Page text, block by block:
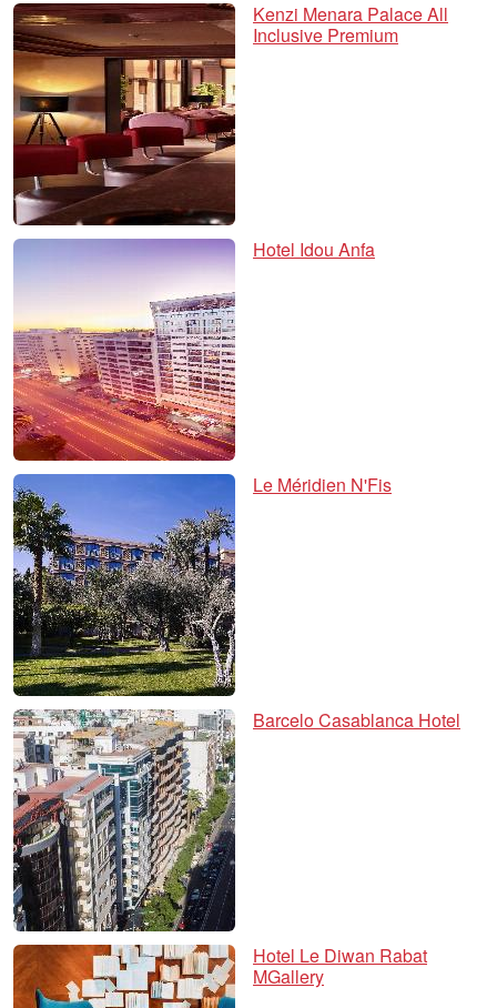
Kenzi Menara Palace All
Inclusive Premium
Hotel Idou Anfa
Le Méridien N'Fis
Barcelo Casablanca Hotel
Hotel Le Diwan Rabat
MGallery